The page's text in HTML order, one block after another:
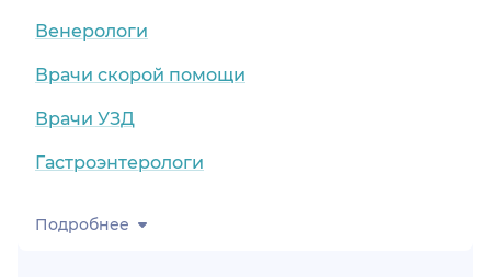
Венерологи
Врачи скорой помощи
Врачи УЗД
Гастроэнтерологи
Подробнее